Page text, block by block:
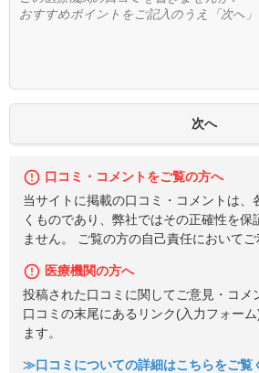
口コミ・コメントをご覧の方へ
当サイトに掲載の口コミ・コメントは、
くものであり、弊社ではその正確性を保
ません。 ご覧の方の自己責任においてご
医療機関の方へ
投稿された口コミに関してご意見・コメ
口コミの末尾にあるリンク(入力フォー
ます。
≫口コミについての詳細はこちらをご覧